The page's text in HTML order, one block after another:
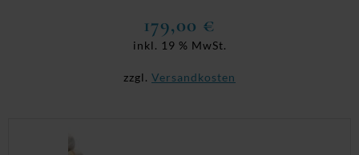
179,00 €
inkl. 19 % MwSt.
zzgl. Versandkosten